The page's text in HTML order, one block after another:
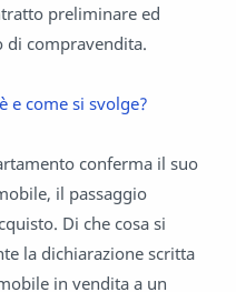
preliminare ed
compravendita.
e come si svolge?
conferma il suo
il passaggio
Di che cosa si
la dichiarazione scritta
in vendita a un